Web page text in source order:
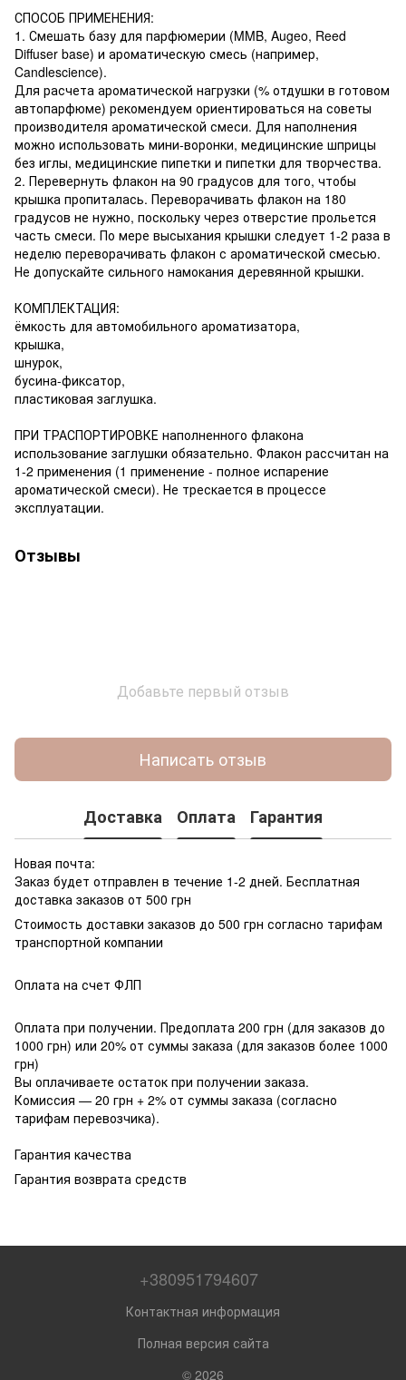
СПОСОБ ПРИМЕНЕНИЯ:
1. Смешать базу для парфюмерии (MMB, Augeo, Reed
Diffuser base) и ароматическую смесь (например,
Candlescience).
Для расчета ароматической нагрузки (% отдушки в готовом
автопарфюме) рекомендуем ориентироваться на советы
производителя ароматической смеси. Для наполнения
можно использовать мини-воронки, медицинские шприцы
без иглы, медицинские пипетки и пипетки для творчества.
2. Перевернуть флакон на 90 градусов для того, чтобы
крышка пропиталась. Переворачивать флакон на 180
градусов не нужно, поскольку через отверстие прольется
часть смеси. По мере высыхания крышки следует 1-2 раза в
неделю переворачивать флакон с ароматической смесью.
Не допускайте сильного намокания деревянной крышки.
КОМПЛЕКТАЦИЯ:
ёмкость для автомобильного ароматизатора,
крышка,
шнурок,
бусина-фиксатор,
пластиковая заглушка.
ПРИ ТРАСПОРТИРОВКЕ наполненного флакона
использование заглушки обязательно. Флакон рассчитан на
1-2 применения (1 применение - полное испарение
ароматической смеси). Не трескается в процессе
эксплуатации.
Отзывы
Добавьте первый отзыв
Написать отзыв
Доставка Оплата Гарантия
Новая почта:
Заказ будет отправлен в течение 1-2 дней. Бесплатная
доставка заказов от 500 грн
Стоимость доставки заказов до 500 грн согласно тарифам
транспортной компании
Оплата на счет ФЛП
Оплата при получении. Предоплата 200 грн (для заказов до
1000 грн) или 20% от суммы заказа (для заказов более 1000
грн)
Вы оплачиваете остаток при получении заказа.
Комиссия — 20 грн + 2% от суммы заказа (согласно
тарифам перевозчика).
Гарантия качества
Гарантия возврата средств
+380951794607
Контактная информация
Полная версия сайта
© 2026